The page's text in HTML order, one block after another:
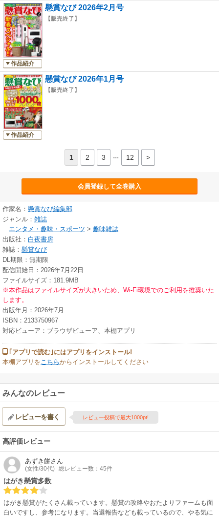
※本雑誌はカラーページを含みます。お使いの端末によっては、一部読み
づらい場合がございます。
※誌面の一部を切り取って使用する応募券やクーポン券等は使用できませ
ん。ご了承ください。
作品紹介
懸賞なび 2026年2月号
【販売終了】
作品紹介
懸賞なび 2026年1月号
【販売終了】
1 2 3 ... 12 >
会員登録して全巻購入
作家名： 懸賞なび編集部
ジャンル： 雑誌
エンタメ・趣味・スポーツ > 趣味雑誌
出版社： 白夜書房
雑誌： 懸賞なび
DL期限：無期限
配信開始日：2026年7月22日
ファイルサイズ：181.9MB
※本作品はファイルサイズが大きいため、Wi-Fi環境でのご利用を推奨いた
します。
出版年月：2026年7月
ISBN：2133750967
対応ビューア：ブラウザビューア、本棚アプリ
｢アプリで読む｣にはアプリをインストール!
本棚アプリを こちらからインストールしてください
みんなのレビュー
レビューを書く レビュー投稿で最大1000pt!
高評価レビュー
あずき餅さん
(女性/30代) 総レビュー数：45件
はがき懸賞多数
はがき懸賞がたくさん載っています。懸賞の攻略やおたよりファームも面
白いですし、参考になります。当選報告なども載っているので、やる気に